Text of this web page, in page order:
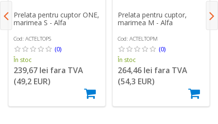
Prelata pentru cuptor ONE,
marimea S - Alfa
Cod: ACTELTOPS
(0)
În stoc
239,67 lei fara TVA
(49,2 EUR)
Prelata pentru cuptor,
marimea M - Alfa
Cod: ACTELTOPM
(0)
În stoc
264,46 lei fara TVA
(54,3 EUR)